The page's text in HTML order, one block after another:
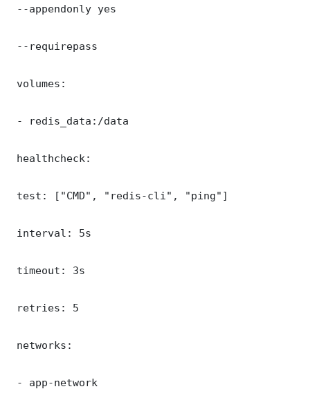
--appendonly yes
--requirepass
volumes:
- redis_data:/data
healthcheck:
test: ["CMD", "redis-cli", "ping"]
interval: 5s
timeout: 3s
retries: 5
networks:
- app-network